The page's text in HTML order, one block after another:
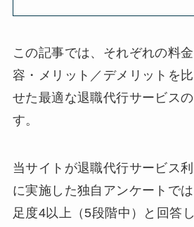
この記事では、それぞれの料
容・メリット／デメリットを
せた最適な退職代行サービス
す。
当サイトが退職代行サービス
に実施した独自アンケートで
足度4以上（5段階中）と回答